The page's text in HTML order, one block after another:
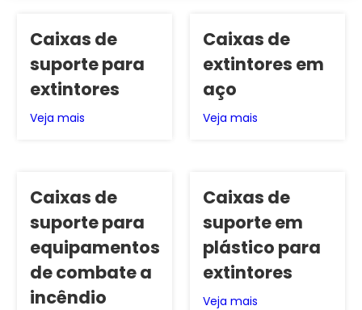
Caixas de
suporte para
extintores
Veja mais
Caixas de
extintores em
aço
Veja mais
Caixas de
suporte para
equipamentos
de combate a
incêndio
Caixas de
suporte em
plástico para
extintores
Veja mais